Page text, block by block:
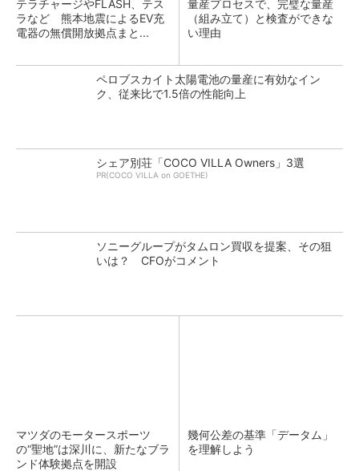
テラチャージやFLASH、テス
ラなど 熊本地震によるEV充
電器の無償開放拠点まと...
量産プロセスで、完璧な量産
（組み立て）と検査ができな
い理由
ペロブスカイト太陽電池の量産に有効なイン
ク、従来比で1.5倍の性能向上
シェア別荘「COCO VILLA Owners」3選
PR(COCO VILLA on GOETHE)
ソニーグループがタムロン買収を提案、その狙
いは？ CFOがコメント
マツダのモータースポーツ
の“聖地”は深川に、新たなブラ
ンド体験拠点を開設
幾何公差の基準「データム」
を理解しよう